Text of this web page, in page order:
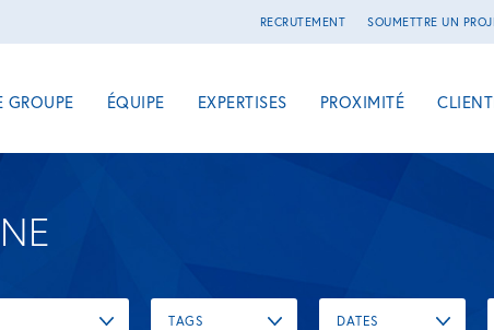
RECRUTEMENT SOUMETTRE UN
GROUPE ÉQUIPE EXPERTISES PROXIMITÉ
TAGS DATES